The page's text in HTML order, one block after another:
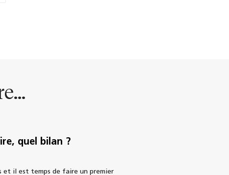
quel bilan ?
et il est temps de faire un premier